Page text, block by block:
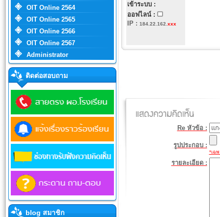
OIT Online 2564
OIT Online 2565
OIT Online 2566
OIT Online 2567
Administrator
ติดต่อสอบถาม
blog สมาชิก
เข้าระบบ :
ออฟไลน์ :
IP : 184.22.162. xxx
Re หัวข้อ :
รูปประกอบ :
*เฉ
รายละเอียด :